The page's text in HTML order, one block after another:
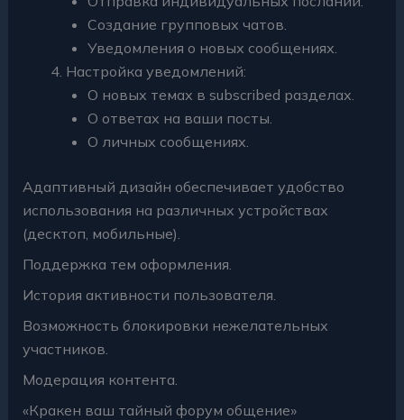
Создание групповых чатов.
Уведомления о новых сообщениях.
Настройка уведомлений:
О новых темах в subscribed разделах.
О ответах на ваши посты.
О личных сообщениях.
Адаптивный дизайн обеспечивает удобство
использования на различных устройствах
(десктоп, мобильные).
Поддержка тем оформления.
История активности пользователя.
Возможность блокировки нежелательных
участников.
Модерация контента.
«Кракен ваш тайный форум общение»